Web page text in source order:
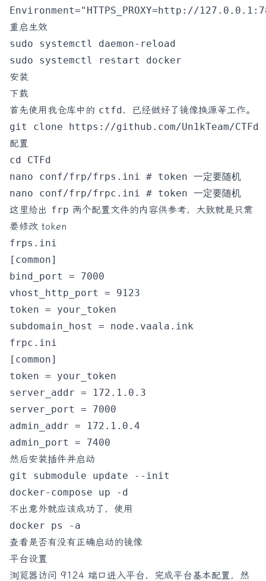
重启生效
sudo systemctl daemon-reload
安装
下载
首先使用我仓库中的 ctfd，已经做好了镜像换源等工作。
配置
cd CTFd
nano conf/frp/frps.ini # token 一定要随机
这里给出 frp 两个配置文件的内容供参考，大致就是只需
要修改 token
frps.ini
[common]
bind_port = 7000
vhost_http_port = 9123
token = your_token
frpc.ini
[common]
token = your_token
server_addr = 172.1.0.3
server_port = 7000
admin_addr = 172.1.0.4
然后安装插件并启动
git submodule update --init
不出意外就应该成功了，使用
查看是否有没有正确启动的镜像
平台设置
浏览器访问 9124 端口进入平台，完成平台基本配置，然